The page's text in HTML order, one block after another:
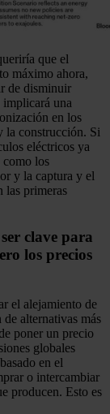
que el
máximo ahora,
de disminuir
implicará una
en los
la construcción. Si
eléctricos ya
como los
y la captura y el
las primeras
clave para
los precios
el alejamiento de
alternativas más
poner un precio
globales
en el
o intercambiar
producen. Esto es